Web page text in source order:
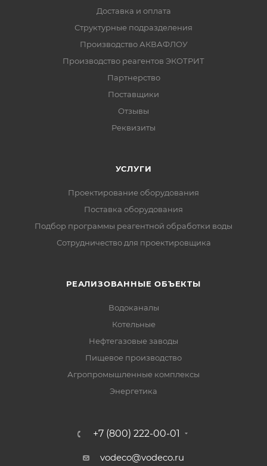
Доставка и оплата
Структурные подразделения
Производство АКВАФЛОУ
Производство реагентов ЭКОТРИТ
Партнерство
Поставщики
Отзывы
Реквизиты
УСЛУГИ
Проектирование оборудования
Поставка оборудования
Подбор программы реагентной обработки воды
Сотрудничество для проектировщика
РЕАЛИЗОВАННЫЕ ОБЪЕКТЫ
Водоканалы
Котельные
Нефтегазовые заводы
Пищевое производство
Агропромышленные комплексы
Энергетика
+7 (800) 222-00-01
vodeco@vodeco.ru